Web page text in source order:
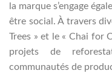
la marque s’engage
être social. À travers
Trees » et le « Chai for
projets de
communautés de